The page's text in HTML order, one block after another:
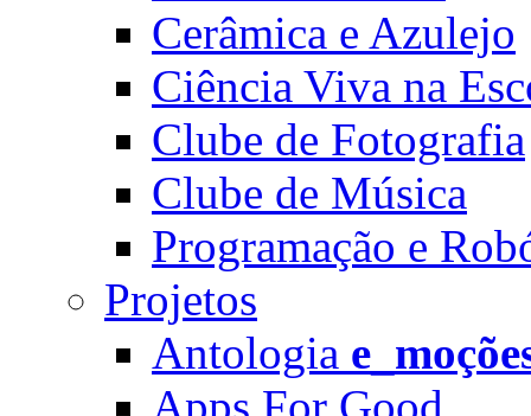
Cerâmica e Azulejo
Ciência Viva na
Clube de Fotografia
Clube de Música
Programação e
Projetos
Antologia